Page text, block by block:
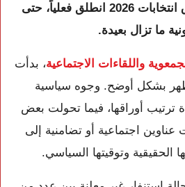
متزايدة، تكشف أن سباق انتخابات 2026 انطلق فعلياً، حتى
ما تزال بعيدة.
واللقاءات الاجتماعية، بدأت
بشكل أوضح. وجوه سياسية
أوراقها، فيما تحولت بعض
عناوين اجتماعية أو تضامنية إلى
الحقيقية وتوقيتها السياسي.